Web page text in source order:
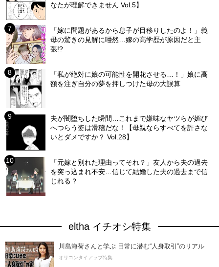
なたが理解できません Vol.5】
「嫁に問題があるから息子が目移りしたのよ！」義
母の驚きの見解に唖然…嫁の高学歴が原因だと主
張!?
「私が絶対に娘の可能性を開花させる…！」娘に高
額を注ぎ自分の夢を押しつけた母の大誤算
夫が闇堕ちした瞬間…これまで嫌味なヤツらが媚び
へつらう姿は滑稽だな！【母親ならすべてを許さな
いとダメですか？ Vol.28】
「元嫁と別れた理由ってそれ？」友人から夫の過去
を突っ込まれ不安…信じて結婚した夫の過去まで信
じれる？
eltha イチオシ特集
川島海荷さんと学ぶ 日常に潜む“人身取引”のリアル
オリコンタイアップ特集